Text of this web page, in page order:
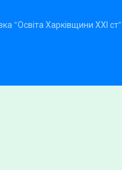
“Освіта Харківщини ХХІ ст”